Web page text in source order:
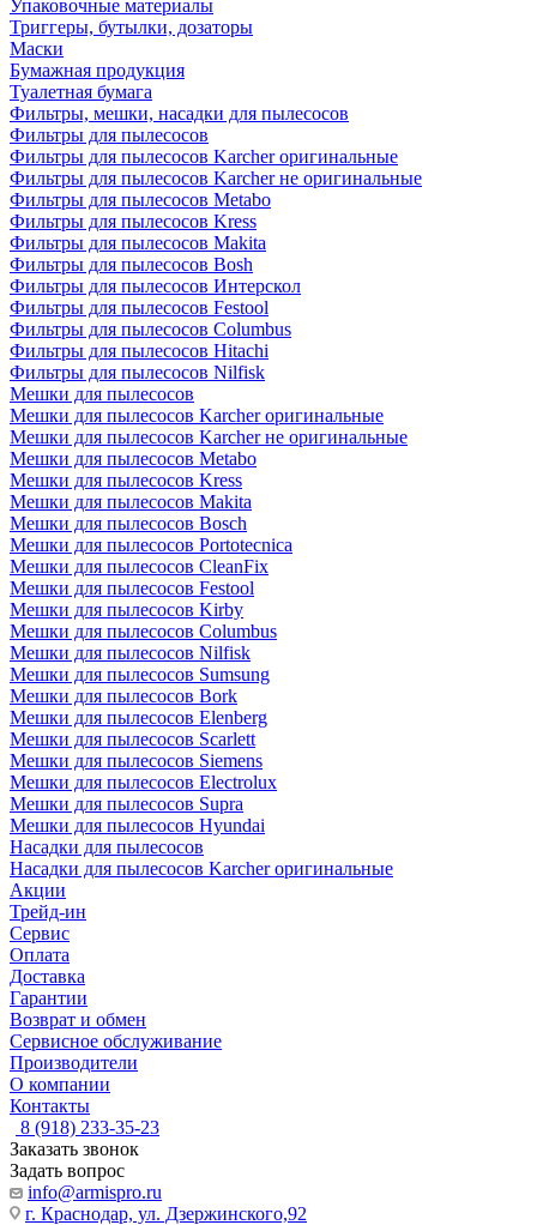
Упаковочные материалы
Триггеры, бутылки, дозаторы
Маски
Бумажная продукция
Туалетная бумага
Фильтры, мешки, насадки для пылесосов
Фильтры для пылесосов
Фильтры для пылесосов Karcher оригинальные
Фильтры для пылесосов Karcher не оригинальные
Фильтры для пылесосов Metabo
Фильтры для пылесосов Kress
Фильтры для пылесосов Makita
Фильтры для пылесосов Bosh
Фильтры для пылесосов Интерскол
Фильтры для пылесосов Festool
Фильтры для пылесосов Columbus
Фильтры для пылесосов Hitachi
Фильтры для пылесосов Nilfisk
Мешки для пылесосов
Мешки для пылесосов Karcher оригинальные
Мешки для пылесосов Karcher не оригинальные
Мешки для пылесосов Metabo
Мешки для пылесосов Kress
Мешки для пылесосов Makita
Мешки для пылесосов Bosch
Мешки для пылесосов Portotecnica
Мешки для пылесосов CleanFix
Мешки для пылесосов Festool
Мешки для пылесосов Kirby
Мешки для пылесосов Columbus
Мешки для пылесосов Nilfisk
Мешки для пылесосов Sumsung
Мешки для пылесосов Bork
Мешки для пылесосов Elenberg
Мешки для пылесосов Scarlett
Мешки для пылесосов Siemens
Мешки для пылесосов Electrolux
Мешки для пылесосов Supra
Мешки для пылесосов Hyundai
Насадки для пылесосов
Насадки для пылесосов Karcher оригинальные
Акции
Трейд-ин
Сервис
Оплата
Доставка
Гарантии
Возврат и обмен
Сервисное обслуживание
Производители
О компании
Контакты
8 (918) 233-35-23
Заказать звонок
Задать вопрос
info@armispro.ru
г. Краснодар, ул. Дзержинского,92